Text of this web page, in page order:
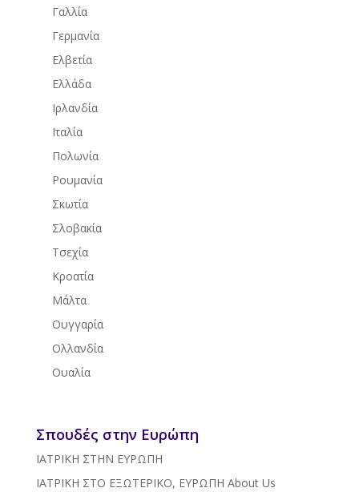
Γαλλία
Γερμανία
Ελβετία
Ελλάδα
Ιρλανδία
Ιταλία
Πολωνία
Ρουμανία
Σκωτία
Σλοβακία
Τσεχία
Κροατία
Μάλτα
Ουγγαρία
Ολλανδία
Ουαλία
Σπουδές στην Ευρώπη
ΙΑΤΡΙΚΗ ΣΤΗΝ ΕΥΡΩΠΗ
ΙΑΤΡΙΚΗ ΣΤΟ ΕΞΩΤΕΡΙΚΟ, ΕΥΡΩΠΗ About Us